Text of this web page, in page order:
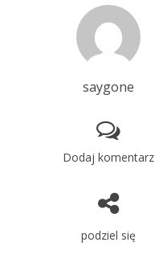
saygone
Dodaj komentarz
podziel się